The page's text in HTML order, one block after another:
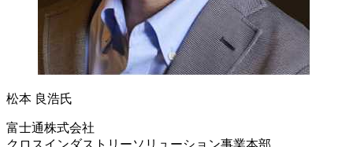
松本 良浩氏
富士通株式会社
クロスインダストリーソリューション事業本部